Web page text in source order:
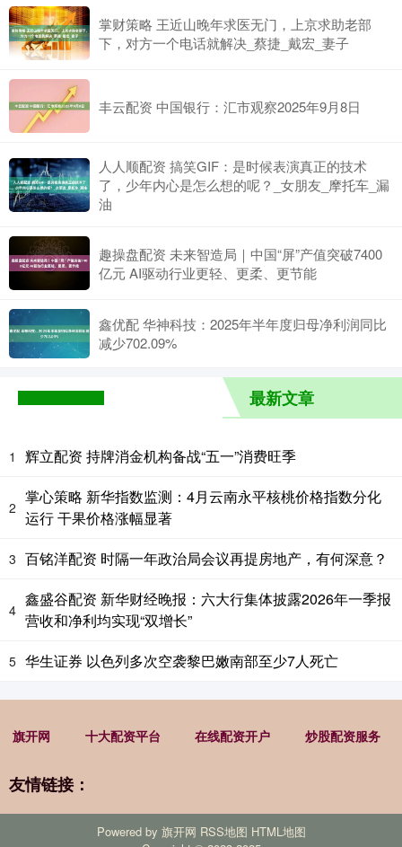
掌财策略 王近山晚年求医无门，上京求助老部
下，对方一个电话就解决_蔡捷_戴宏_妻子
丰云配资 中国银行：汇市观察2025年9月8日
人人顺配资 搞笑GIF：是时候表演真正的技术
了，少年内心是怎么想的呢？_女朋友_摩托车_漏
油
趣操盘配资 未来智造局｜中国“屏”产值突破7400
亿元 AI驱动行业更轻、更柔、更节能
鑫优配 华神科技：2025年半年度归母净利润同比
减少702.09%
最新文章
1 辉立配资 持牌消金机构备战“五一”消费旺季
2
掌心策略 新华指数监测：4月云南永平核桃价格指数分化
运行 干果价格涨幅显著
3 百铭洋配资 时隔一年政治局会议再提房地产，有何深意？
4
鑫盛谷配资 新华财经晚报：六大行集体披露2026年一季报
营收和净利均实现“双增长”
5 华生证券 以色列多次空袭黎巴嫩南部至少7人死亡
旗开网 十大配资平台 在线配资开户 炒股配资服务
友情链接：
Powered by 旗开网 RSS地图 HTML地图